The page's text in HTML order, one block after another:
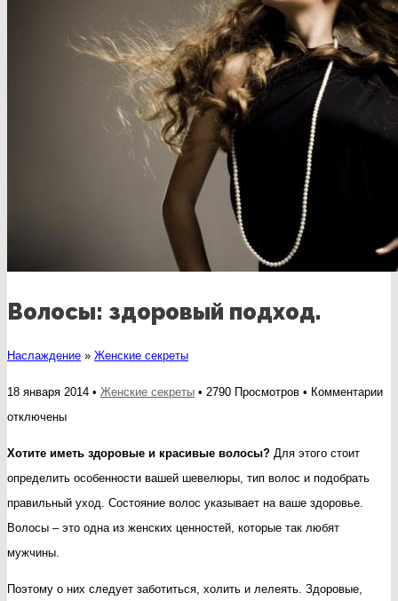
Волосы: здоровый подход.
Наслаждение » Женские секреты
18 января 2014 • Женские секреты • 2790 Просмотров • Комментариик
отключены
Хотите иметь здоровые и красивые волосы? Для этого стоит
определить особенности вашей шевелюры, тип волос и подобрать
правильный уход. Состояние волос указывает на ваше здоровье.
Волосы – это одна из женских ценностей, которые так любят
мужчины.
Поэтому о них следует заботиться, холить и лелеять. Здоровые,